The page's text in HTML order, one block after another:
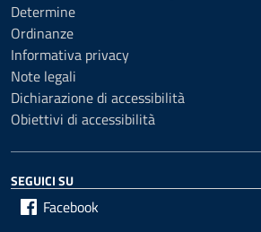
Determine
Ordinanze
Informativa privacy
Note legali
Dichiarazione di accessibilità
Obiettivi di accessibilità
SEGUICI SU
Facebook